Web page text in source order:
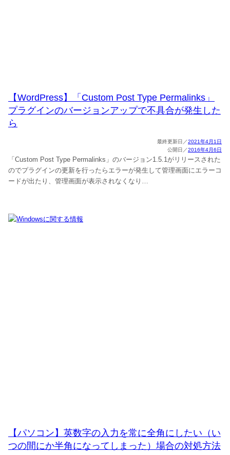
【WordPress】「Custom Post Type Permalinks」
プラグインのバージョンアップで不具合が発生した
ら
2021年4月1日
2016年4月6日
「Custom Post Type Permalinks」のバージョン1.5.1がリリースされた
のでプラグインの更新を行ったらエラーが発生して管理画面にエラーコ
ードが出たり、管理画面が表示されなくなり…
【パソコン】英数字の入力を常に全角にしたい（い
つの間にか半角になってしまった）場合の対処方法